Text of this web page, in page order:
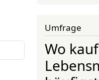
Umfrage
Wo